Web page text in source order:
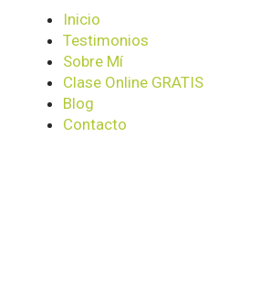
Inicio
Testimonios
Sobre Mí
Clase Online GRATIS
Blog
Contacto